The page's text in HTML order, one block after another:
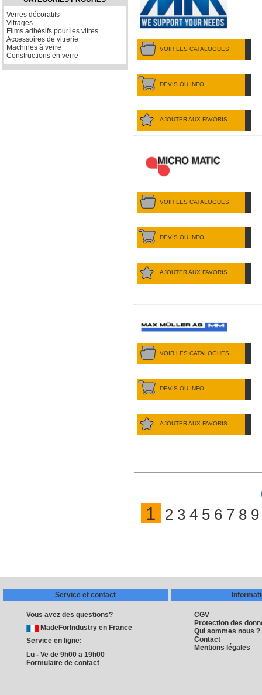
Verres décoratifs
Vitrages
Films adhésifs pour les vitres
Accessoires de vitrerie
Machines à verre
Constructions en verre
VOIR LES CATALOGUES
DEVIS OU INFO
AJOUTER AUX FAVORIS
VOIR LES CATALOGUES
DEVIS OU INFO
AJOUTER AUX FAVORIS
VOIR LES CATALOGUES
DEVIS OU INFO
AJOUTER AUX FAVORIS
1 2 3 4 5 6 7 8 9
Service et contact
Vous avez des questions?
MadeForIndustry en France
Service en ligne:
Lu - Ve de 9h00 a 19h00
Formulaire de contact
CGV
Protection des
Qui sommes nous ?
Contact
Mentions légales